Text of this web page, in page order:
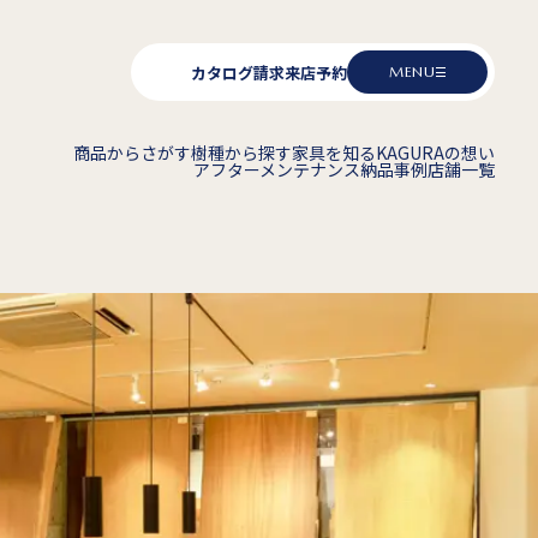
カタログ請求来店予約 MENU
商品からさがす樹種から探す家具を知るKAGURAの想い
アフターメンテナンス納品事例店舗一覧